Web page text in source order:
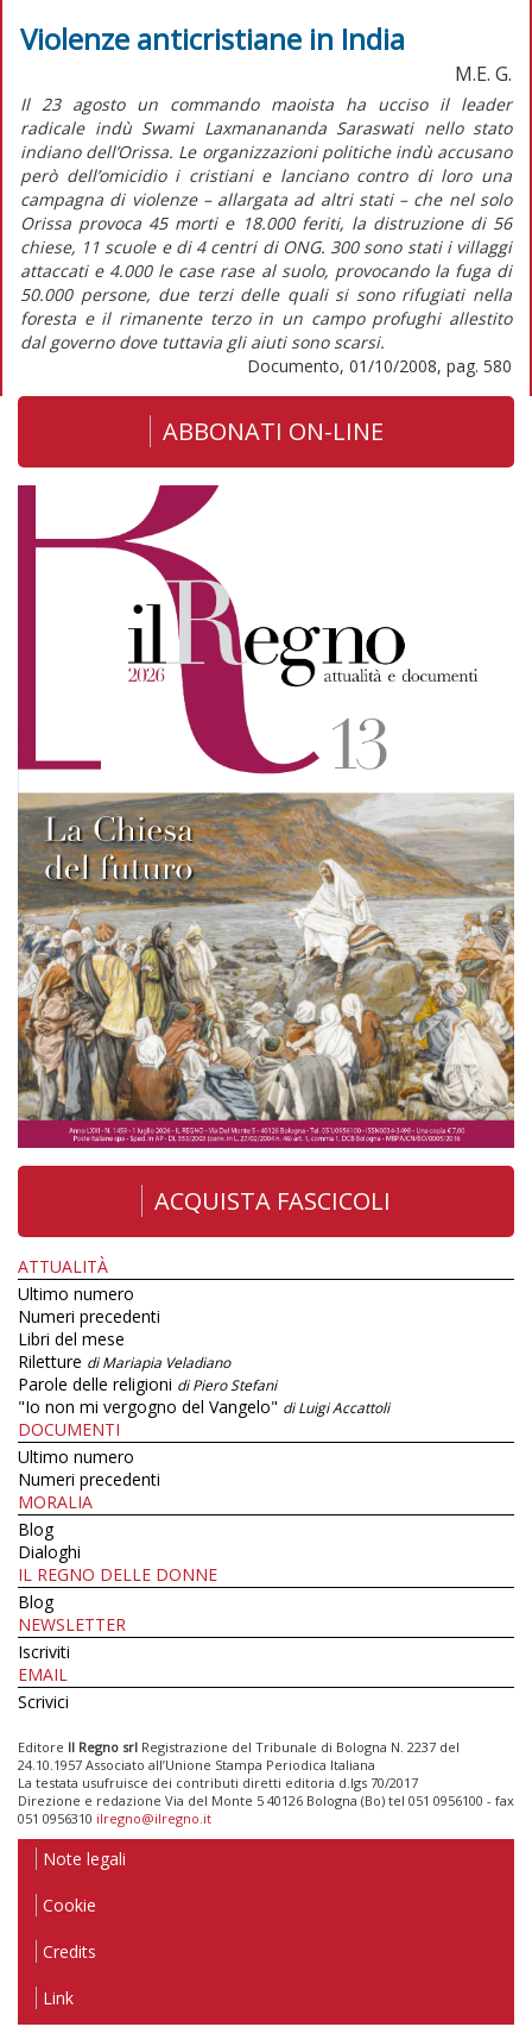
Violenze anticristiane in India
M.E. G.
Il 23 agosto un commando maoista ha ucciso il leader
radicale indù Swami Laxmanananda Saraswati nello stato
indiano dell’Orissa. Le organizzazioni politiche indù accusano
però dell’omicidio i cristiani e lanciano contro di loro una
campagna di violenze – allargata ad altri stati – che nel solo
Orissa provoca 45 morti e 18.000 feriti, la distruzione di 56
chiese, 11 scuole e di 4 centri di ONG. 300 sono stati i villaggi
attaccati e 4.000 le case rase al suolo, provocando la fuga di
50.000 persone, due terzi delle quali si sono rifugiati nella
foresta e il rimanente terzo in un campo profughi allestito
dal governo dove tuttavia gli aiuti sono scarsi.
Documento, 01/10/2008, pag. 580
ABBONATI ON-LINE
ACQUISTA FASCICOLI
ATTUALITÀ
Ultimo numero
Numeri precedenti
Libri del mese
Riletture di Mariapia Veladiano
Parole delle religioni di Piero Stefani
"Io non mi vergogno del Vangelo" di Luigi Accattoli
DOCUMENTI
Ultimo numero
Numeri precedenti
MORALIA
Blog
Dialoghi
IL REGNO DELLE DONNE
Blog
NEWSLETTER
Iscriviti
EMAIL
Scrivici
Editore Il Regno srl Registrazione del Tribunale di Bologna N. 2237 del
24.10.1957 Associato all’Unione Stampa Periodica Italiana
La testata usufruisce dei contributi diretti editoria d.lgs 70/2017
Direzione e redazione Via del Monte 5 40126 Bologna (Bo) tel 051 0956100 - fax
051 0956310 ilregno@ilregno.it
Note legali
Cookie
Credits
Link